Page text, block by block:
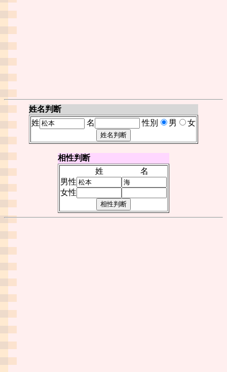
姓名判断
姓
名 性別 男 女
相性判断
姓
名
男性
女性